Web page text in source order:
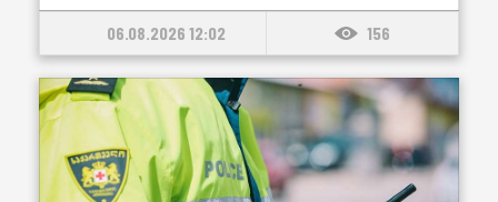
06.08.2026 12:02 156